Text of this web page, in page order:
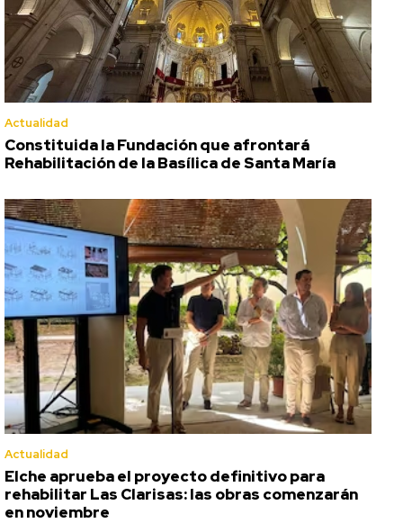
Actualidad
Constituida la Fundación que afrontará
Rehabilitación de la Basílica de Santa María
Actualidad
Elche aprueba el proyecto definitivo para
rehabilitar Las Clarisas: las obras comenzarán
en noviembre